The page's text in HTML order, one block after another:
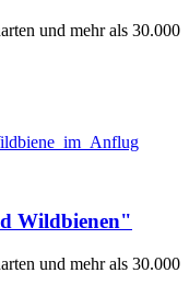
und mehr als 30.000
Wildbienen"
und mehr als 30.000